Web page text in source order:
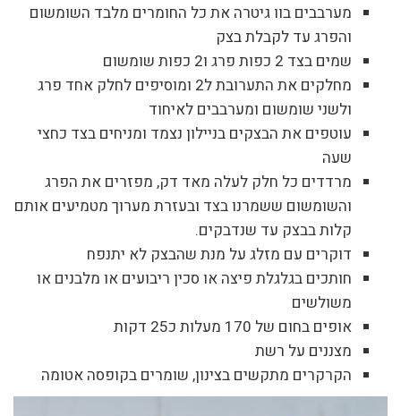
מערבבים בוו גיטרה את כל החומרים מלבד השומשום
והפרג עד לקבלת בצק
שמים בצד 2 כפות פרג ו2 כפות שומשום
מחלקים את התערובת ל2 ומוסיפים לחלק אחד פרג
ולשני שומשום ומערבבים לאיחוד
עוטפים את הבצקים בניילון נצמד ומניחים בצד כחצי
שעה
מרדדים כל חלק לעלה מאד דק, מפזרים את הפרג
והשומשום ששמרנו בצד ובעזרת מערוך מטמיעים אותם
קלות בבצק עד שנדבקים.
דוקרים עם מזלג על מנת שהבצק לא יתנפח
חותכים בגלגלת פיצה או סכין ריבועים או מלבנים או
משולשים
אופים בחום של 170 מעלות כ25 דקות
מצננים על רשת
הקרקרים מתקשים בצינון, שומרים בקופסה אטומה